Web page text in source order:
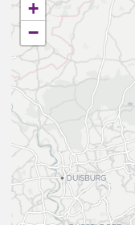
+
−